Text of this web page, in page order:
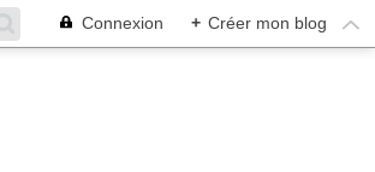
Connexion + Créer mon blog